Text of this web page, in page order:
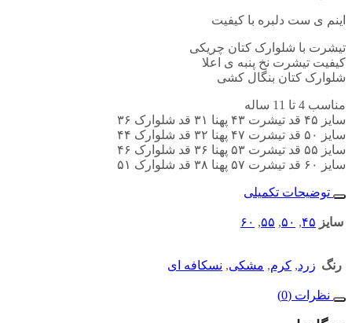
اینم ی ست دلبره با کیفیت
تیشرت با شلوارک کتان چریکی
کیفیت تیشرت نخ پنبه ی اعلا
شلوارک کتان بنگال کشی
مناسب 4 تا 11 ساله
سایز ۴۵ قد تیشرت ۴۳ پهنا ۳۱ قد شلوارک ۳۶
سایز ۵۰ قد تیشرت ۴۷ پهنا ۳۲ قد شلوارک ۴۴
سایز ۵۵ قد تیشرت ۵۳ پهنا ۳۶ قد شلوارک ۴۶
سایز ۶۰ قد تیشرت ۵۷ پهنا ۳۸ قد شلوارک ۵۱
توضیحات تکمیلی
سایز ۴۵, ۵۰, ۵۵, ۶۰
رنگ زرد, کرم, مشکی, نسکافه ای
نظرات (0)